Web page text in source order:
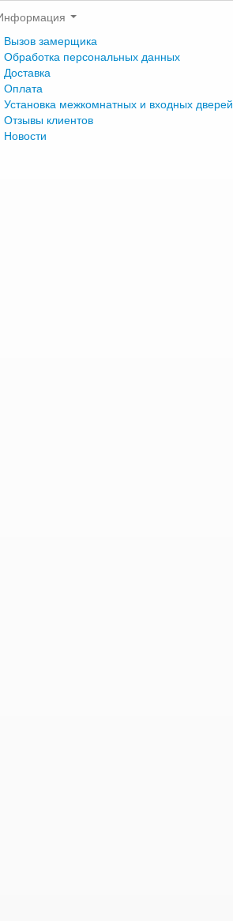
Вызов замерщика
Обработка персональных данных
Доставка
Оплата
Установка межкомнатных и входных дверей
Отзывы клиентов
Новости